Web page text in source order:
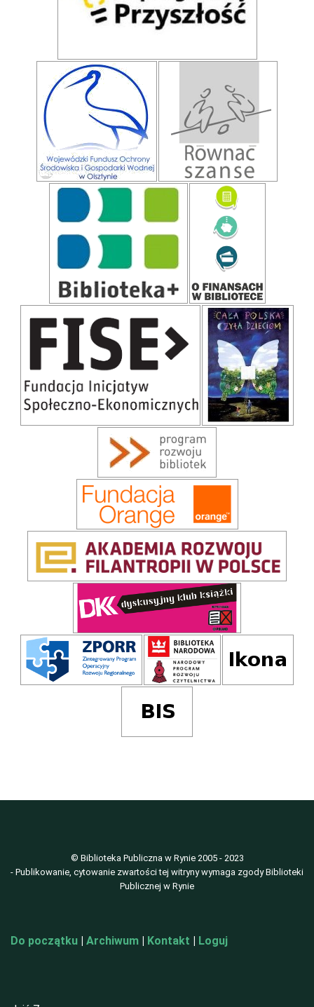
© Biblioteka Publiczna w Rynie 2005 - 2023
- Publikowanie, cytowanie zwartości tej witryny wymaga zgody Biblioteki
Publicznej w Rynie
Do początku | Archiwum | Kontakt | Loguj